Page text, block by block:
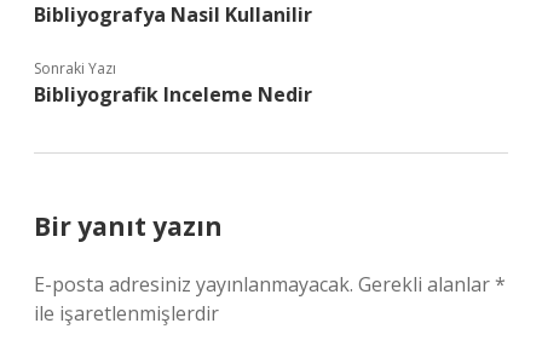
Bibliyografya Nasil Kullanilir
Sonraki Yazı
Bibliyografik Inceleme Nedir
Bir yanıt yazın
E-posta adresiniz yayınlanmayacak. Gerekli alanlar*
ile işaretlenmişlerdir